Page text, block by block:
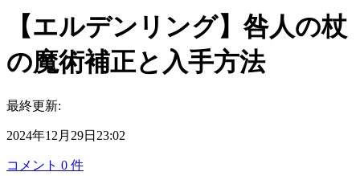
【エルデンリング】咎人の杖
の魔術補正と入手方法
最終更新:
2024年12月29日23:02
コメント 0 件